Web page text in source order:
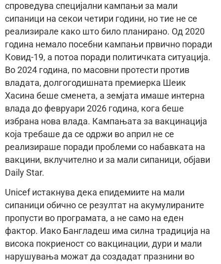
спроведува специјални кампањи за мали
сипаници на секои четири години, но тие не се
реализирале како што било планирано. Од 2020
година немало посебни кампањи првично поради
Ковид-19, а потоа поради политичката ситуација.
Во 2024 година, по масовни протести против
владата, долгогодишната премиерка Шеик
Хасина беше сменета, а земјата имаше интерна
влада до февруари 2026 година, кога беше
избрана нова влада. Кампањата за вакцинација
која требаше да се одржи во април не се
реализираше поради проблеми со набавката на
вакцини, вклучително и за мали сипаници, објави
Daily Star.
Unicef истакнува дека епидемиите на мали
сипаници обично се резултат на акумулираните
пропусти во програмата, а не само на еден
фактор. Иако Бангладеш има силна традиција на
висока покриеност со вакцинации, дури и мали
нарушувања можат да создадат празнини во